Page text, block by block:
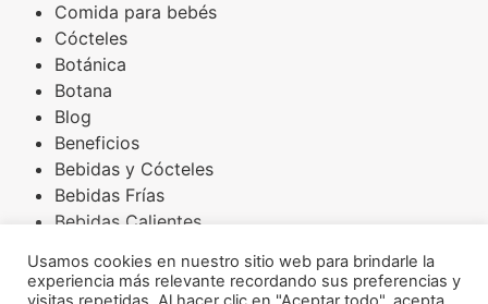
Comida para bebés
Cócteles
Botánica
Botana
Blog
Beneficios
Bebidas y Cócteles
Bebidas Frías
Bebidas Calientes
Arroces
Usamos cookies en nuestro sitio web para brindarle la
experiencia más relevante recordando sus preferencias y